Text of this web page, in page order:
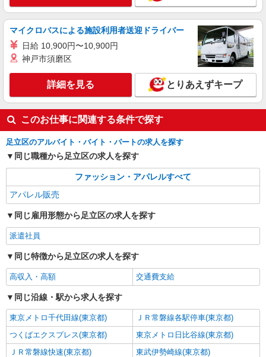
キープ 詳細を見る
マイクロバスによる施設利用者送迎ドライバー
日給 10,900円〜10,900円
神戸市須磨区
詳細を見る とりあえずキープ
このお仕事に関連する条件で探す
足立区のアルバイト・バイト・パートの求人を探す
同じ職種から足立区の求人を探す
ファッション・アパレルすべて
アパレル販売
同じ雇用形態から足立区の求人を探す
派遣社員
同じ特徴から足立区の求人を探す
高収入・高額 交通費支給
同じ沿線・駅から求人を探す
東京メトロ千代田線(東京都)
ＪＲ常磐線各駅停車(東京都)
つくばエクスプレス(東京都)
東京メトロ日比谷線(東京都)
ＪＲ常磐線快速(東京都)
東武伊勢崎線(東京都)